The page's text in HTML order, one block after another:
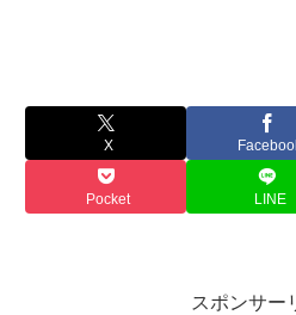
X
Pocket LINE
スポンサー